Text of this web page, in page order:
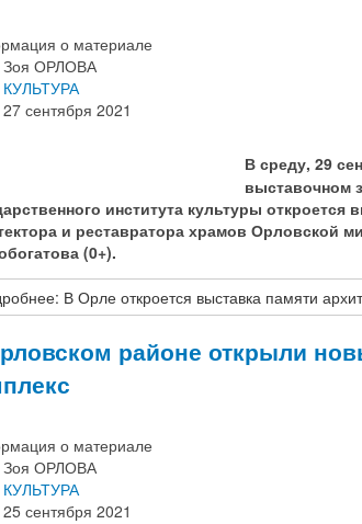
о материале
Зоя ОРЛОВА
КУЛЬТУРА
27 сентября 2021
В среду, 29
выставочном
института культуры откроется
и реставратора храмов Орловской
(0+).
В Орле откроется выставка памяти
районе открыли
о материале
Зоя ОРЛОВА
КУЛЬТУРА
25 сентября 2021